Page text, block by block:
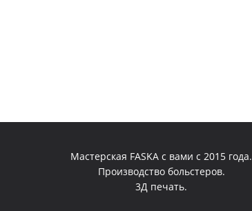
Мастерская FASKA с вами с 2015 года.
Производство больстеров.
3Д печать.